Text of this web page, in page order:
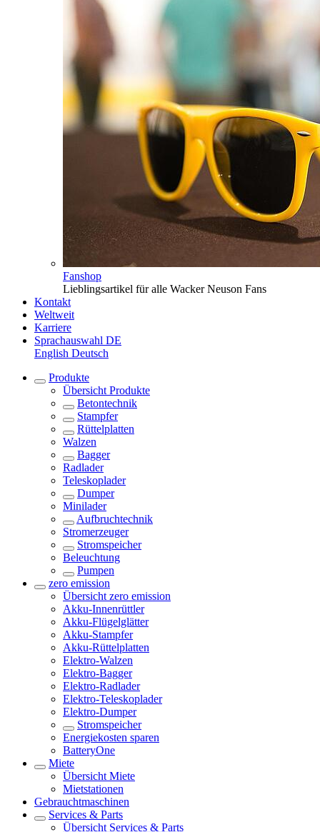
Fanshop
Lieblingsartikel für alle Wacker Neuson Fans
Kontakt
Weltweit
Karriere
Sprachauswahl DE
English Deutsch
Produkte
Übersicht Produkte
Betontechnik
Stampfer
Rüttelplatten
Walzen
Bagger
Radlader
Teleskoplader
Dumper
Minilader
Aufbruchtechnik
Stromerzeuger
Stromspeicher
Beleuchtung
Pumpen
zero emission
Übersicht zero emission
Akku-Innenrüttler
Akku-Flügelglätter
Akku-Stampfer
Akku-Rüttelplatten
Elektro-Walzen
Elektro-Bagger
Elektro-Radlader
Elektro-Teleskoplader
Elektro-Dumper
Stromspeicher
Energiekosten sparen
BatteryOne
Miete
Übersicht Miete
Mietstationen
Gebrauchtmaschinen
Services & Parts
Übersicht Services & Parts